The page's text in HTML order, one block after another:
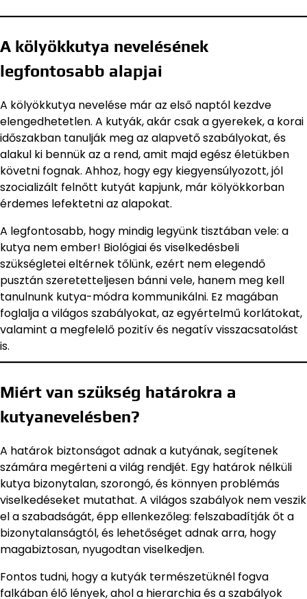
A kölyökkutya nevelésének
legfontosabb alapjai
A kölyökkutya nevelése már az első naptól kezdve
elengedhetetlen. A kutyák, akár csak a gyerekek, a korai
időszakban tanulják meg az alapvető szabályokat, és
alakul ki bennük az a rend, amit majd egész életükben
követni fognak. Ahhoz, hogy egy kiegyensúlyozott, jól
szocializált felnőtt kutyát kapjunk, már kölyökkorban
érdemes lefektetni az alapokat.
A legfontosabb, hogy mindig legyünk tisztában vele: a
kutya nem ember! Biológiai és viselkedésbeli
szükségletei eltérnek tőlünk, ezért nem elegendő
pusztán szeretetteljesen bánni vele, hanem meg kell
tanulnunk kutya-módra kommunikálni. Ez magában
foglalja a világos szabályokat, az egyértelmű korlátokat,
valamint a megfelelő pozitív és negatív visszacsatolást
is.
Miért van szükség határokra a
kutyanevelésben?
A határok biztonságot adnak a kutyának, segítenek
számára megérteni a világ rendjét. Egy határok nélküli
kutya bizonytalan, szorongó, és könnyen problémás
viselkedéseket mutathat. A világos szabályok nem veszik
el a szabadságát, épp ellenkezőleg: felszabadítják őt a
bizonytalanságtól, és lehetőséget adnak arra, hogy
magabiztosan, nyugodtan viselkedjen.
Fontos tudni, hogy a kutyák természetüknél fogva
falkában élő lények, ahol a hierarchia és a szabályok